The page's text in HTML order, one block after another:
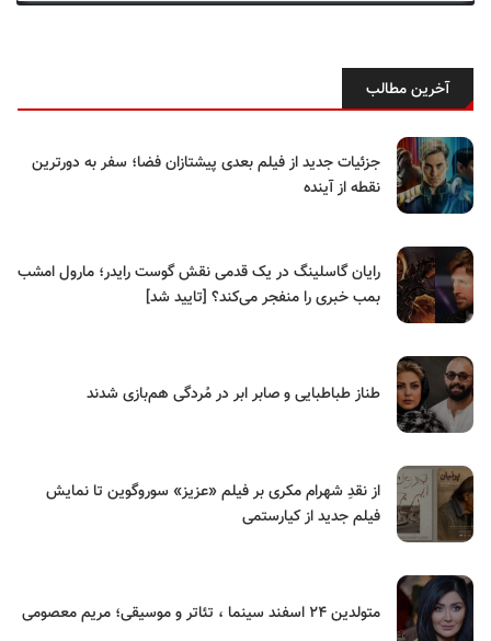
آخرین مطالب
جزئیات جدید از فیلم بعدی پیشتازان فضا؛ سفر به دورترین
نقطه از آینده
رایان گاسلینگ در یک قدمی نقش گوست رایدر؛ مارول امشب
بمب خبری را منفجر می‌کند؟ [تایید شد]
طناز طباطبایی و صابر ابر در مُردگی هم‌بازی شدند
از نقدِ شهرام مکری بر فیلم «عزیز» سوروگوین تا نمایش
فیلم جدید از کیارستمی
متولدین ۲۴ اسفند سینما ، تئاتر و موسیقی؛ مریم معصومی